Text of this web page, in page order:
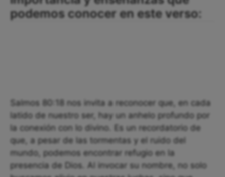
podemos conocer en este verso:
Salmos 80:18 nos invita a reconocer que, en cada
latido de nuestro ser, hay un anhelo profundo por
la conexión con lo divino. Es un recordatorio de
que, a pesar de las tormentas y el ruido del
mundo, podemos encontrar refugio en la
presencia de Dios. Al invocar su nombre, no solo